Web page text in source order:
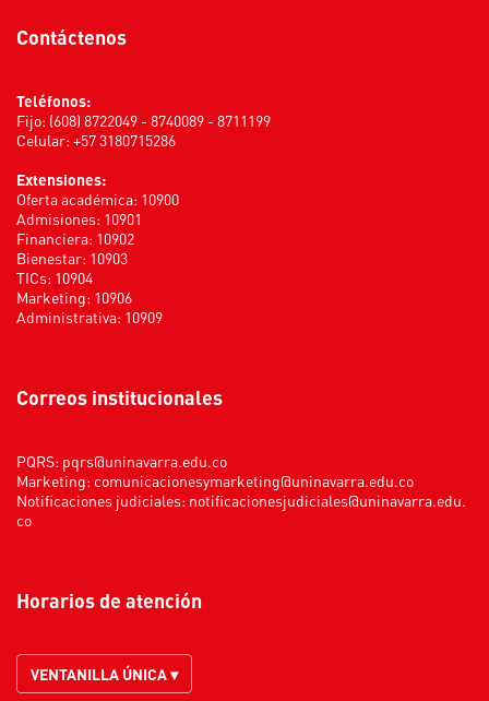
Contáctenos
Teléfonos:
Fijo: (608) 8722049 - 8740089 - 8711199
Celular: +57 3180715286
Extensiones:
Oferta académica: 10900
Admisiones: 10901
Financiera: 10902
Bienestar: 10903
TICs: 10904
Marketing: 10906
Administrativa: 10909
Correos institucionales
PQRS: pqrs@uninavarra.edu.co
Marketing: comunicacionesymarketing@uninavarra.edu.co
Notificaciones judiciales: notificacionesjudiciales@uninavarra.edu.
co
Horarios de atención
VENTANILLA ÚNICA ▾